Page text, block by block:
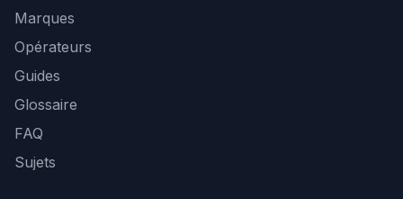
Marques
Opérateurs
Guides
Glossaire
FAQ
Sujets